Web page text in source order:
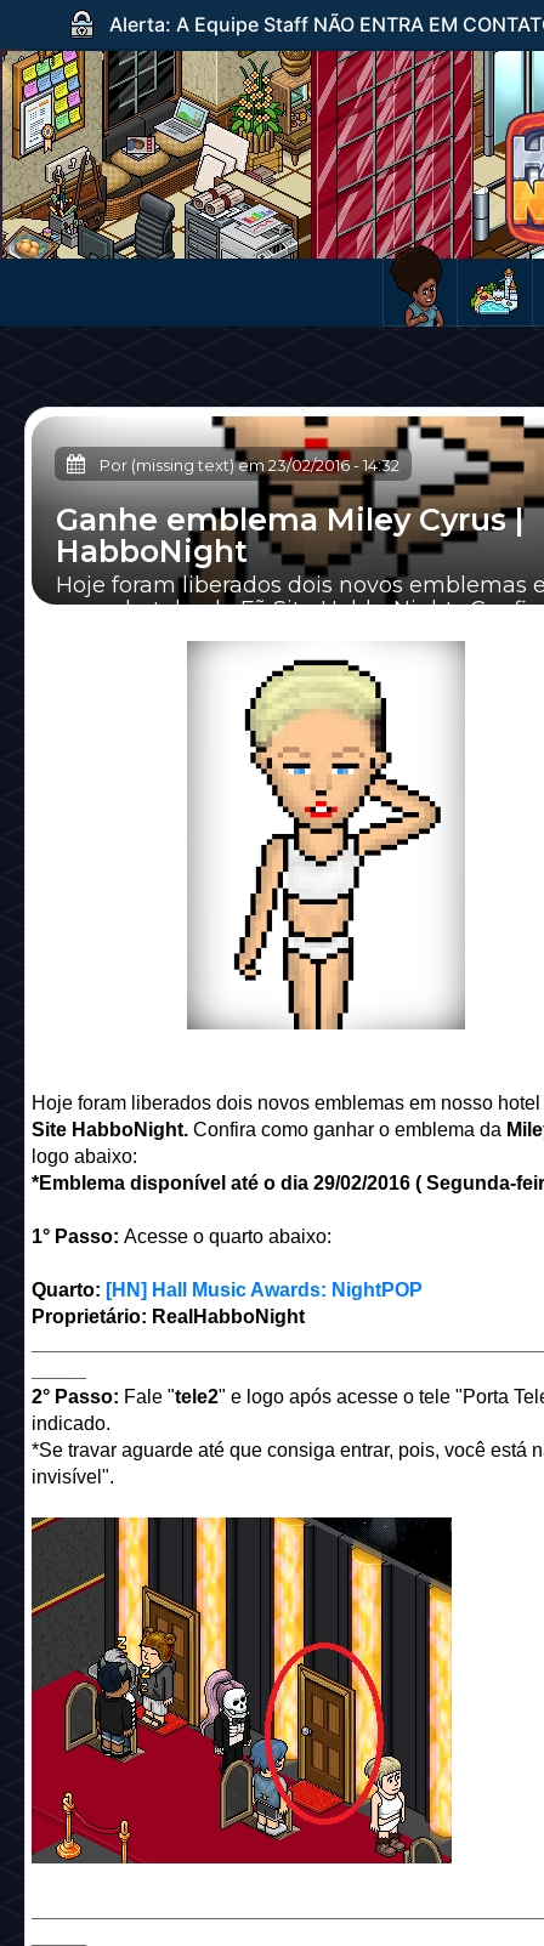
Alerta: A Equipe Staff NÃO ENTRA EM
Por (missing text) em 23/02/2016-14:32
Ganhe emblema Miley Cyrus |
HabboNight
Hoje foram liberados dois novos emblemas
nosso hotel pela Fã Site HabboNight.
Hoje foram liberados dois novos emblemas em nosso
Site HabboNight.Confira como ganhar o emblema da
logo abaixo:
*Emblema disponível até o dia 29/02/2016 ( Segunda-
1° Passo: Acesse o quarto abaixo:
Quarto: [HN] Hall Music Awards: NightPOP
Proprietário: RealHabboNight
2° Passo: Fale "tele2" e logo após acesse o tele "Porta
indicado.
*Se travar aguarde até que consiga entrar, pois, você está
invisível".